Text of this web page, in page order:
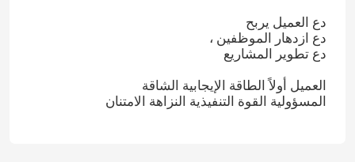
دع العميل يربح
دع ازدهار الموظفين ،
دع تطوير المشاريع
العميل أولاً الطاقة الإيجابية الشاقة
المسؤولية القوة التنفيذية النزاهة الامتنان